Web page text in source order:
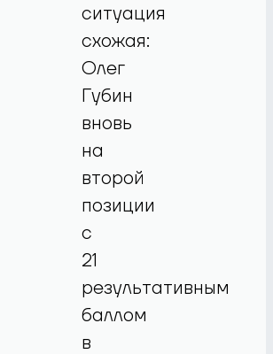
ситуация
схожая:
Олег
Губин
вновь
на
второй
позиции
с
21
результативным
баллом
в